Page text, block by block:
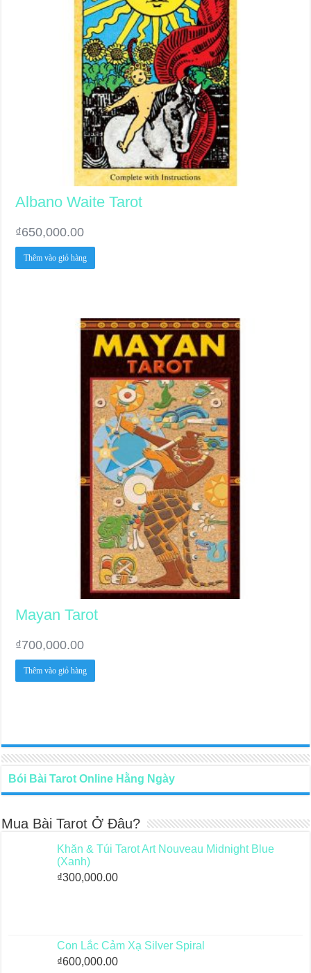
Albano Waite Tarot
₫650,000.00
Thêm vào giỏ hàng
Mayan Tarot
₫700,000.00
Thêm vào giỏ hàng
Bói Bài Tarot Online Hằng Ngày
Mua Bài Tarot Ở Đâu?
Khăn & Túi Tarot Art Nouveau Midnight Blue
(Xanh)
₫300,000.00
Con Lắc Cảm Xạ Silver Spiral
₫600,000.00